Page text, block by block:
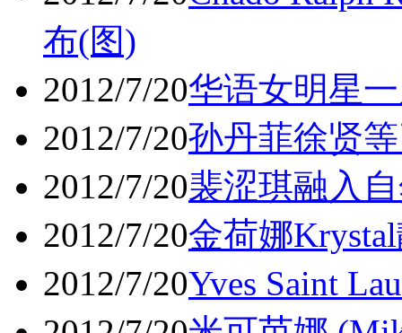
布(图)
2012/7/20华语女明星
2012/7/20孙丹菲徐贤
2012/7/20裴涩琪融入
2012/7/20金荷娜
2012/7/20Yves Saint